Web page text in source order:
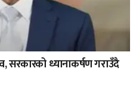
ध्यानाकर्षण गराउँदै